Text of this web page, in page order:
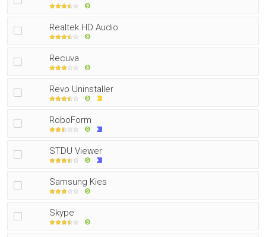
Realtek HD Audio
Recuva
Revo Uninstaller
RoboForm
STDU Viewer
Samsung Kies
Skype